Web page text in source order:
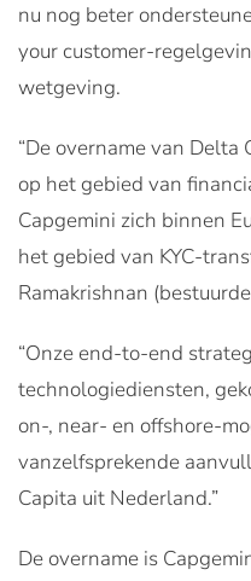
nu nog beter
your customer-
wetgeving.
“De overname van
op het gebied van
Capgemini zich binnen
het gebied van KYC-
Ramakrishnan
“Onze end-to-end
technologiediensten,
on-, near- en offshore-
vanzelfsprekende
Capita uit Nederland.”
De overname is